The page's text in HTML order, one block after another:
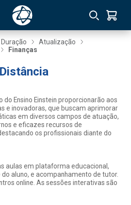
Atualização
Finanças
Ensino Einstein proporcionarão aos
e inovadoras, que buscam aprimorar
em diversos campos de atuação,
e eficazes recursos de
os profissionais diante do
aulas em plataforma educacional,
aluno, e acompanhamento de tutor.
online. As sessões interativas são